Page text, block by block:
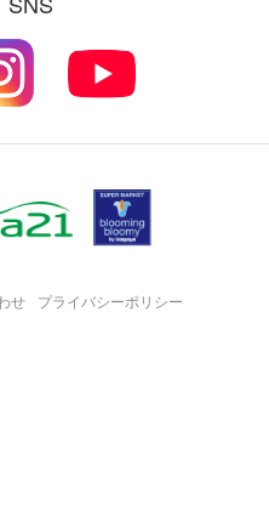
せ プライバシーポリシー